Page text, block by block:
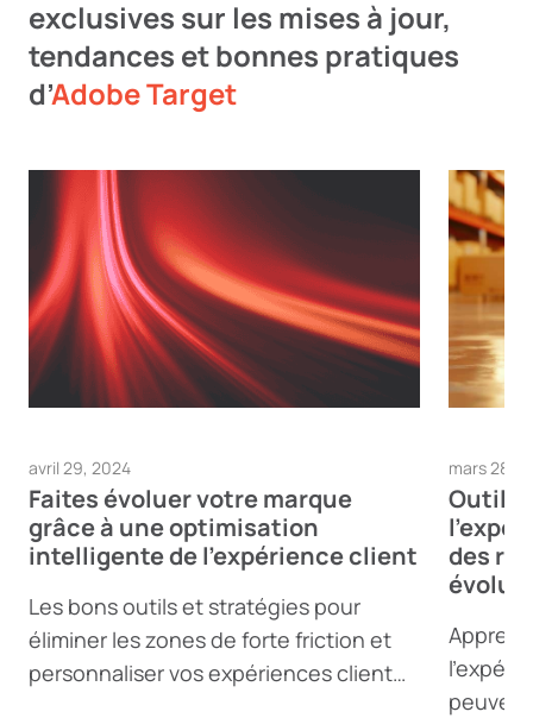
exclusives sur les mises à jour,
tendances et bonnes pratiques
d’Adobe Target
avril 29, 2024
Faites évoluer votre marque
grâce à une optimisation
intelligente de l’expérience client
Les bons outils et stratégies pour
éliminer les zones de forte friction et
personnaliser vos expériences client
mars 28,
Outils
des